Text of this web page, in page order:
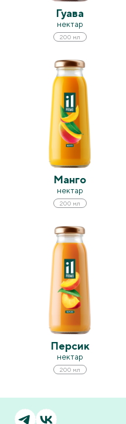
Гуава
нектар
200 мл
Манго
нектар
200 мл
Персик
нектар
200 мл